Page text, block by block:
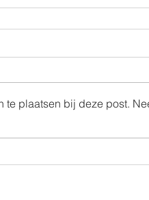
te plaatsen bij deze post.